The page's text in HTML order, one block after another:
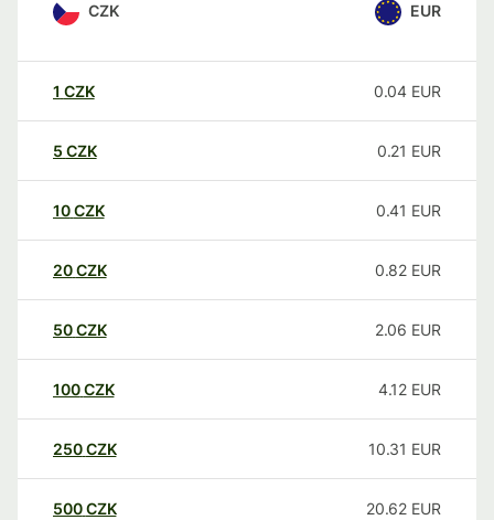
CZK EUR
1 CZK 0.04 EUR
5 CZK 0.21 EUR
10CZK 0.41 EUR
20CZK 0.82 EUR
50CZK 2.06 EUR
100CZK 4.12 EUR
250CZK 10.31 EUR
500CZK 20.62 EUR